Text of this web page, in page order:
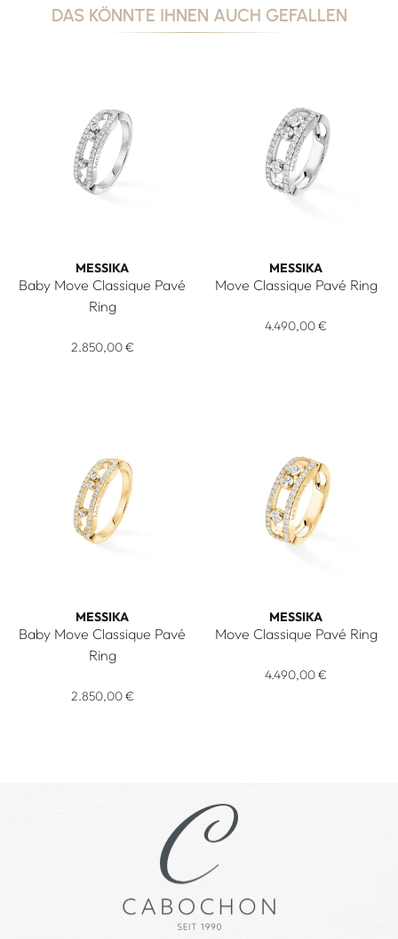
DAS KÖNNTE IHNEN AUCH GEFALLEN
MESSIKA
Baby Move Classique Pavé
Ring
Messika Baby Move Classique Pavé Ring, Ref: 04683-WG,
2.850,00 €
MESSIKA
Move Classique Pavé Ring
4.490,00 €
MESSIKA
Baby Move Classique Pavé
Ring
Messika Baby Move Classique Pavé Ring, Ref: 04683-YG,
2.850,00 €
MESSIKA
Move Classique Pavé Ring
4.490,00 €